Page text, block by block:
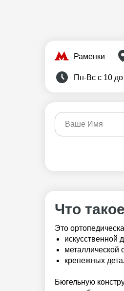
Пн-Вс с 10 до
Раменки
Что
Это
искусственной
металлической
крепежных
Бюгельную